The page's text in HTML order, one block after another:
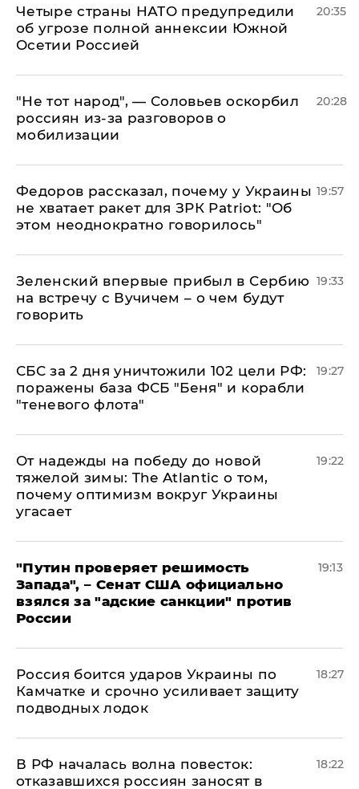
Четыре страны НАТО предупредили
об угрозе полной аннексии Южной
Осетии Россией
20:35
​"Не тот народ", — Соловьев оскорбил
россиян из-за разговоров о
мобилизации
20:28
Федоров рассказал, почему у Украины
не хватает ракет для ЗРК Patriot: "Об
этом неоднократно говорилось"
19:57
Зеленский впервые прибыл в Сербию
на встречу с Вучичем – о чем будут
говорить
19:33
СБС за 2 дня уничтожили 102 цели РФ:
поражены база ФСБ "Беня" и корабли
"теневого флота"
19:27
От надежды на победу до новой
тяжелой зимы: The Atlantic о том,
почему оптимизм вокруг Украины
угасает
19:22
"Путин проверяет решимость
Запада", – Сенат США официально
взялся за "адские санкции" против
России
19:13
Россия боится ударов Украины по
Камчатке и срочно усиливает защиту
подводных лодок
18:27
​В РФ началась волна повесток:
отказавшихся россиян заносят в
18:22